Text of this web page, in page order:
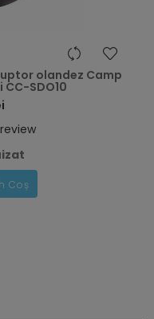
olandez Camp
SDO10
Coș